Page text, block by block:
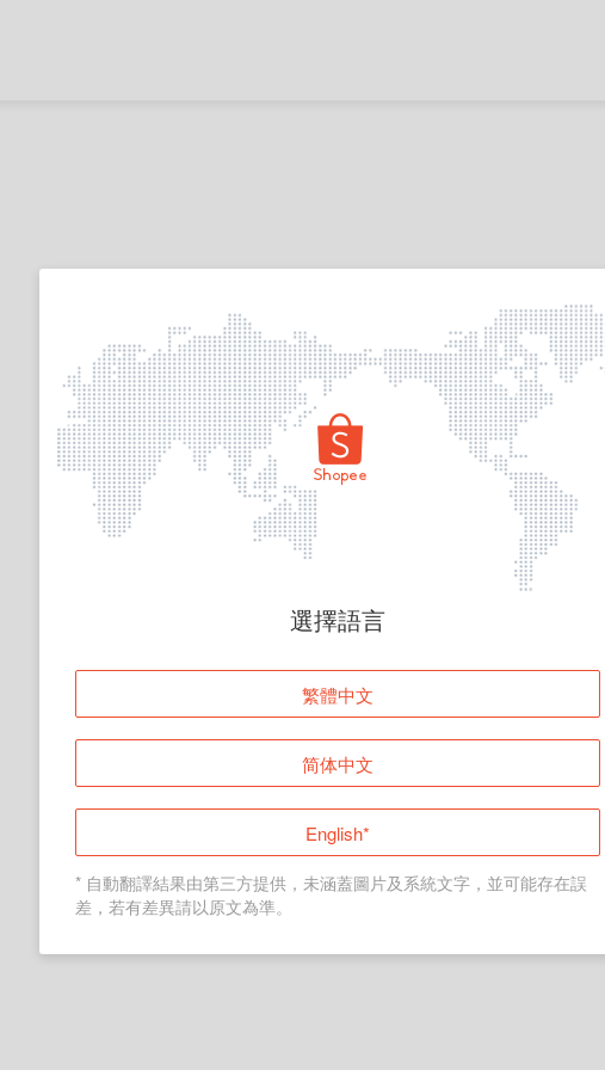
頁面無法顯示
登入
返回首頁
選擇語言
繁體中文
简体中文
English*
* 自動翻譯結果由第三方提供，未涵蓋圖片及系統文字，並可能存在誤
差，若有差異請以原文為準。